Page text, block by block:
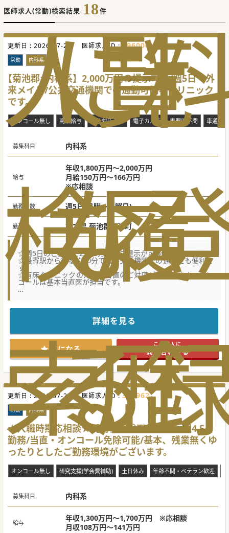
人
検
索
に
な
る
覧
履
歴
医師求人(常勤)検索結果 18件
更新日 : 2026-07-27 医師求人ID : 596000
常勤 内科系
【菊池郡×内科系】2,000万円の提示可能/週5日・外
来メイン/公共交通機関での通勤可能なクリニック
です。
オンコール無し 高額給与 救急対応なし 電子カルテ 専門医不問 車通勤可
募集科目 内科系
給与
年収1,800万円～2,000万円
月給150万円～166万円
※応相談
勤務日数 週5日(月曜～土曜日)
勤務地 熊本県 菊池郡大津町
☆週5日のご勤務で2,000万円のご提示が可能！
☆最寄駅から徒歩約10分で公共交通機関での通勤にも便利で
す。
☆有床クリニックのため、当直のご対応がございます。オン
コールは基本当直医が担当です。
す。
この度、患者数の増加に伴う診療体制の強化のために募集を
お任せする業務は外来診療がメインとなります。
高額求人案件でございますのでご興味ございましたらお問合
せくださいませ。
#年度内入職可 #秋入職可
詳細を見る
気になる この求人に
問い合わせる
更新日 :2026-07-27 医師求人ID :358962
常勤 内科系
★入職時期応相談★【内科系＠下益城郡】週4.5日
勤務/当直・オンコール免除可能/基本、残業無くゆ
ったりとしたご勤務環境がございます。
オンコール無し 研究支援(学会費補助) 土日休み 年齢不問・ベテラン歓迎
募集科目 内科系
給与
年収1,300万円～1,700万円 ※応相談
月収108万円～141万円